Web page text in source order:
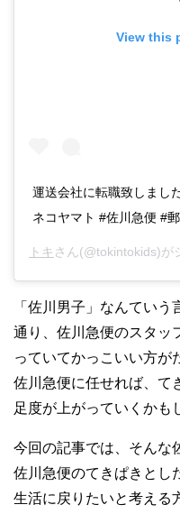
View this
運送会社に転職致しまし
ネコヤマト #佐川急便 #
トキ さん(@tokintokids)が
「佐川男子」なんてい
通り、佐川急便のスタッ
っていてかっこいい方が
佐川急便に任せれば、て
足度が上がっていくかも
今回の記事では、そんな
佐川急便のてきぱきとし
生活に戻りたいと考える